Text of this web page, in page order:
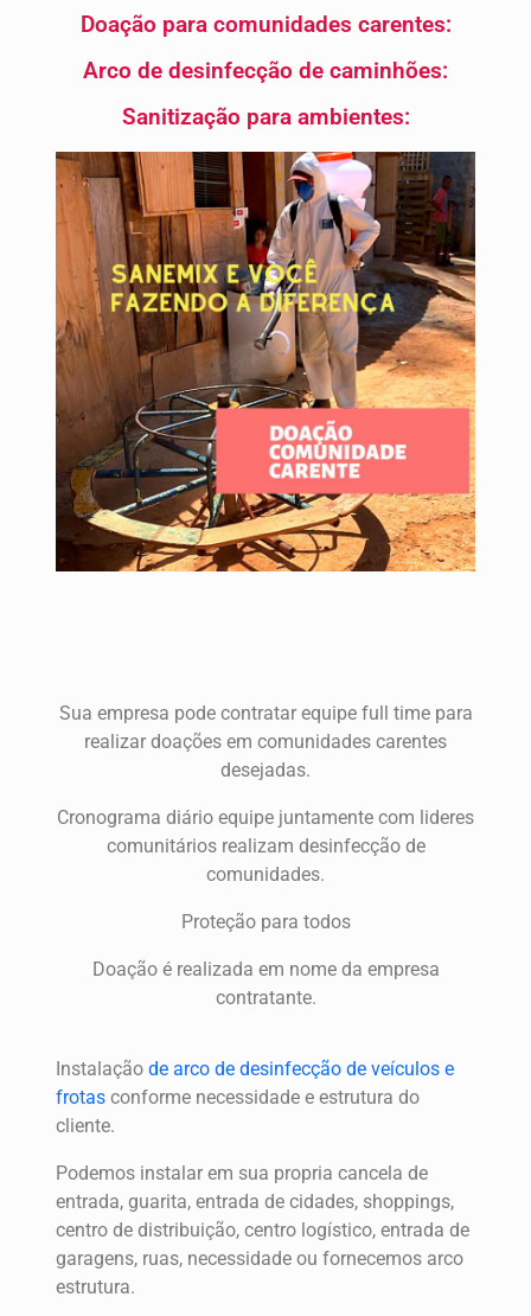
Doação para comunidades carentes:
Arco de desinfecção de caminhões:
Sanitização para ambientes:
Sua empresa pode contratar equipe full time para
realizar doações em comunidades carentes
desejadas.
Cronograma diário equipe juntamente com lideres
comunitários realizam desinfecção de
comunidades.
Proteção para todos
Doação é realizada em nome da empresa
contratante.
Instalação de arco de desinfecção de veículos e
frotasconforme necessidade e estrutura do
cliente.
Podemos instalar em sua propria cancela de
entrada, guarita, entrada de cidades, shoppings,
centro de distribuição, centro logístico, entrada de
garagens, ruas, necessidade ou fornecemos arco
estrutura.